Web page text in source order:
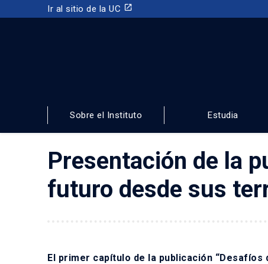
Ir al sitio de la UC launch
Y TERRITORIALES
FACULTAD DE ARQUITECTURA, DISEÑO Y ESTUDIOS
Sobre el Instituto Estudia
Presentación de la
futuro desde sus
El primer capítulo de la publicación